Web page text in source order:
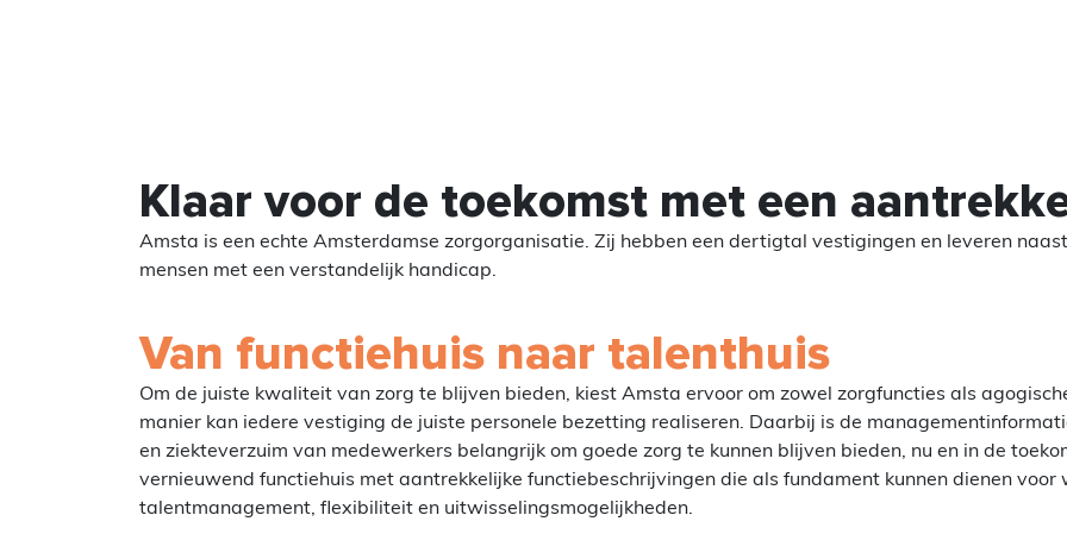
Klaar voor de toekomst met een
Amsta is een echte Amsterdamse zorgorganisatie. Zij hebben een dertigtal vestigingen en leveren
mensen met een verstandelijk handicap.
Van functiehuis naar talenthuis
Om de juiste kwaliteit van zorg te blijven bieden, kiest Amsta ervoor om zowel zorgfuncties als
manier kan iedere vestiging de juiste personele bezetting realiseren. Daarbij is de
en ziekteverzuim van medewerkers belangrijk om goede zorg te kunnen blijven bieden, nu en in de
vernieuwend functiehuis met aantrekkelijke functiebeschrijvingen die als fundament kunnen dienen voor
talentmanagement, flexibiliteit en uitwisselingsmogelijkheden.